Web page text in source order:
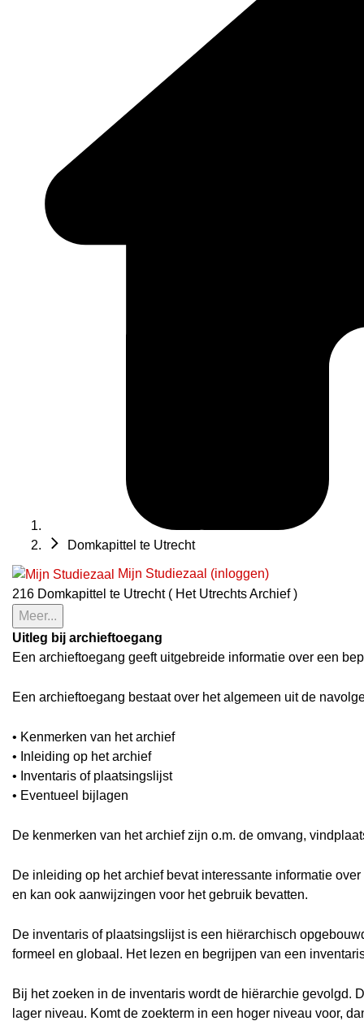
Domkapittel te Utrecht
Mijn Studiezaal (inloggen)
216 Domkapittel te Utrecht ( Het Utrechts Archief )
Meer...
Uitleg bij archieftoegang
Een archieftoegang geeft uitgebreide informatie over een
Een archieftoegang bestaat over het algemeen uit de
• Kenmerken van het archief
• Inleiding op het archief
• Inventaris of plaatsingslijst
• Eventueel bijlagen
De kenmerken van het archief zijn o.m. de omvang,
De inleiding op het archief bevat interessante informatie
en kan ook aanwijzingen voor het gebruik bevatten.
De inventaris of plaatsingslijst is een hiërarchisch
formeel en globaal. Het lezen en begrijpen van een
Bij het zoeken in de inventaris wordt de hiërarchie gevolgd.
lager niveau. Komt de zoekterm in een hoger niveau voor,